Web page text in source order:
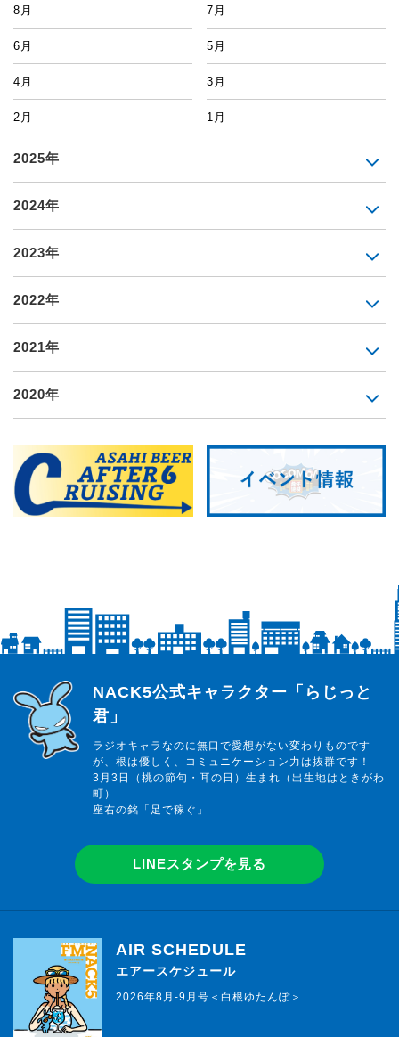
8月 7月
6月 5月
4月 3月
2月 1月
2025年
2024年
2023年
2022年
2021年
2020年
らじっと君
NACK5公式キャラクター「らじっと
君」
ラジオキャラなのに無口で愛想がない変わりものです
が、根は優しく、コミュニケーション力は抜群です！
3月3日（桃の節句・耳の日）生まれ（出生地はときがわ
町）
座右の銘「足で稼ぐ」
LINEスタンプを見る
AIR SCHEDULE
エアースケジュール
2026年8月-9月号＜白根ゆたんぽ＞